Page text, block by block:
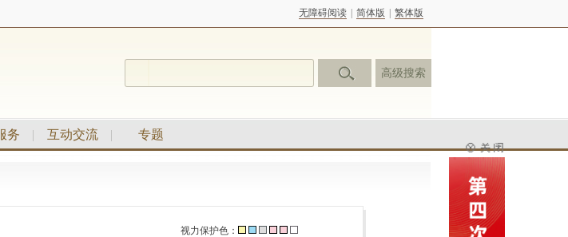
无障碍阅读 简体版 繁体版
高级搜索
务 | 互动交流 | 专题
视力保护色：